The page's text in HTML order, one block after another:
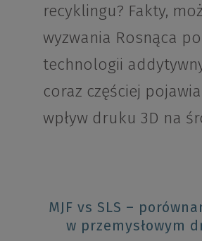
recyklingu? Fakty,
wyzwania Rosnąca
technologii
coraz częściej
wpływ druku 3D na
MJF vs SLS –
w przemysłowym